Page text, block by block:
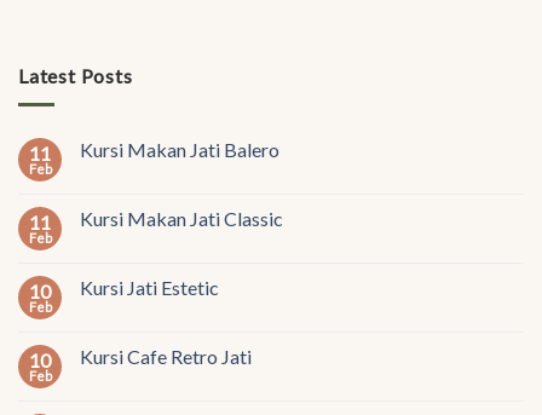
Latest Posts
11
Feb
Kursi Makan Jati Balero
11
Feb
Kursi Makan Jati Classic
10
Feb
Kursi Jati Estetic
10
Feb
Kursi Cafe Retro Jati